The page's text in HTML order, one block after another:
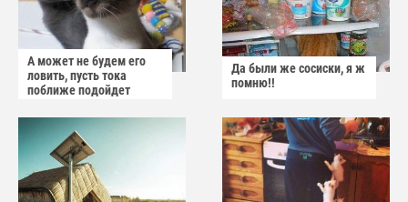
А может не будем его
ловить, пусть тока
поближе подойдет
Да были же сосиски, я ж
помню!!